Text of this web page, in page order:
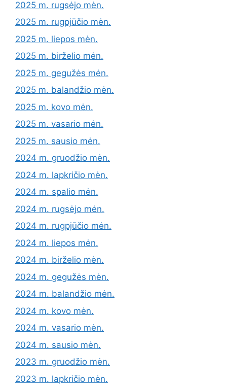
2025 m. rugsėjo mėn.
2025 m. rugpjūčio mėn.
2025 m. liepos mėn.
2025 m. birželio mėn.
2025 m. gegužės mėn.
2025 m. balandžio mėn.
2025 m. kovo mėn.
2025 m. vasario mėn.
2025 m. sausio mėn.
2024 m. gruodžio mėn.
2024 m. lapkričio mėn.
2024 m. spalio mėn.
2024 m. rugsėjo mėn.
2024 m. rugpjūčio mėn.
2024 m. liepos mėn.
2024 m. birželio mėn.
2024 m. gegužės mėn.
2024 m. balandžio mėn.
2024 m. kovo mėn.
2024 m. vasario mėn.
2024 m. sausio mėn.
2023 m. gruodžio mėn.
2023 m. lapkričio mėn.